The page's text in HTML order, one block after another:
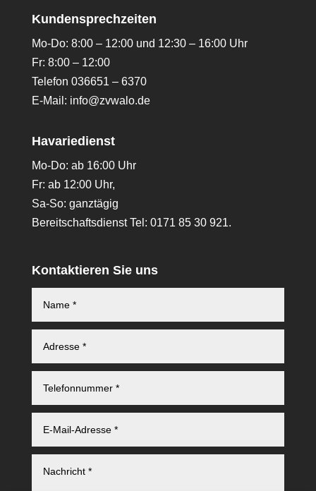
Kundensprechzeiten
Mo-Do: 8:00 – 12:00 und 12:30 – 16:00 Uhr
Fr: 8:00 – 12:00
Telefon 036651 – 6370
E-Mail: info@zvwalo.de
Havariedienst
Mo-Do: ab 16:00 Uhr
Fr: ab 12:00 Uhr,
Sa-So: ganztägig
Bereitschaftsdienst Tel: 0171 85 30 921.
Kontaktieren Sie uns